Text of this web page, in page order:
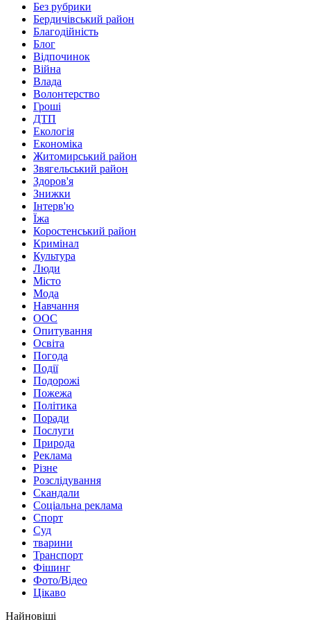
Без рубрики
Бердичівський район
Благодійність
Блог
Відпочинок
Війна
Влада
Волонтерство
Гроші
ДТП
Екологія
Економіка
Житомирський район
Звягельський район
Здоров'я
Знижки
Інтерв'ю
Їжа
Коростенський район
Кримінал
Культура
Люди
Місто
Мода
Навчання
ООС
Опитування
Освіта
Погода
Події
Подорожі
Пожежа
Політика
Поради
Послуги
Природа
Реклама
Різне
Розслідування
Скандали
Соціальна реклама
Спорт
Суд
тварини
Транспорт
Фішинг
Фото/Відео
Цікаво
Найновіші